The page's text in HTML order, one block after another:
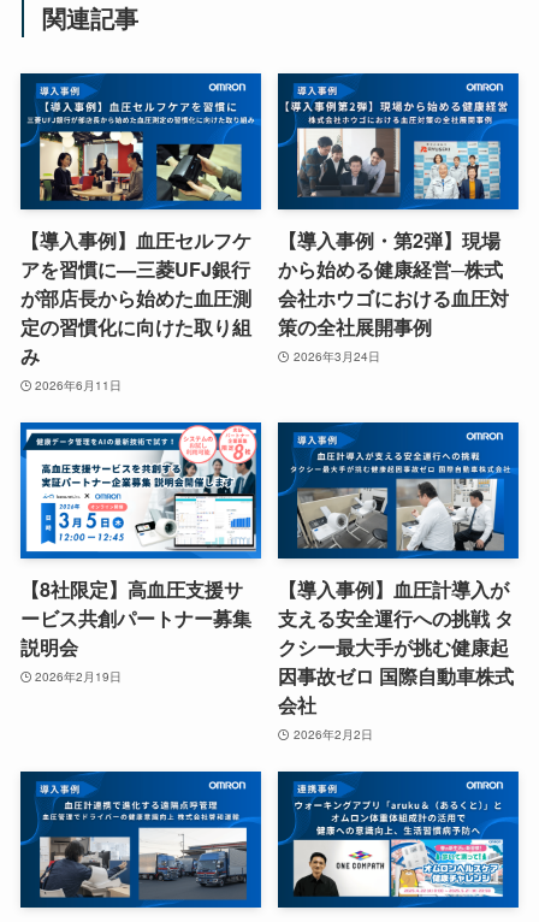
関連記事
【導入事例】血圧セルフケ
アを習慣に—三菱UFJ銀行
が部店長から始めた血圧測
定の習慣化に向けた取り組
み
2026年6月11日
【導入事例・第2弾】現場
から始める健康経営─株式
会社ホウゴにおける血圧対
策の全社展開事例
2026年3月24日
【8社限定】高血圧支援サ
ービス共創パートナー募集
説明会
2026年2月19日
【導入事例】血圧計導入が
支える安全運行への挑戦 タ
クシー最大手が挑む健康起
因事故ゼロ 国際自動車株式
会社
2026年2月2日